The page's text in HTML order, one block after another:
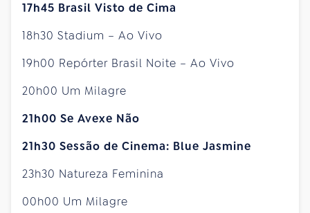
17h45 Brasil Visto de Cima
18h30 Stadium – Ao Vivo
19h00 Repórter Brasil Noite – Ao Vivo
20h00 Um Milagre
21h00 Se Avexe Não
21h30 Sessão de Cinema: Blue Jasmine
23h30 Natureza Feminina
00h00 Um Milagre